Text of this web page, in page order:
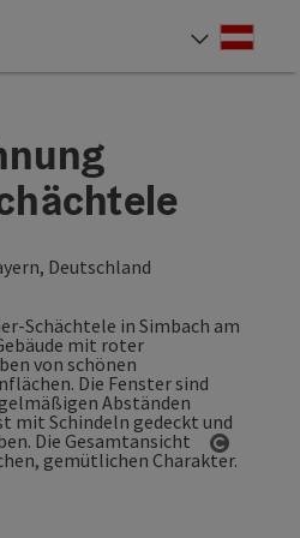
Deutschland